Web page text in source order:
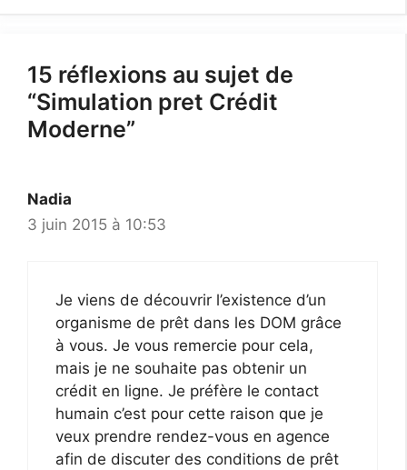
15 réflexions au sujet de
“Simulation pret Crédit
Moderne”
Nadia
3 juin 2015 à 10:53
Je viens de découvrir l’existence d’un
organisme de prêt dans les DOM grâce
à vous. Je vous remercie pour cela,
mais je ne souhaite pas obtenir un
crédit en ligne. Je préfère le contact
humain c’est pour cette raison que je
veux prendre rendez-vous en agence
afin de discuter des conditions de prêt